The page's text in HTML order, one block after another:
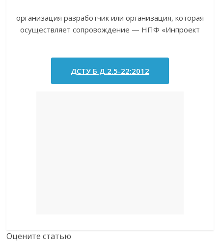
организация разработчик или организация, которая
осуществляет сопровождение — НПФ «Инпроект
ДСТУ Б Д.2.5-22:2012
Оцените статью